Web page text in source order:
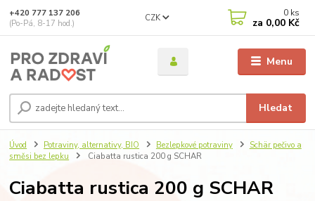
Menu
CZK
Hledat
+420 777 137 206
(Po-Pá, 8-17 hod.)
0 ks
za 0,00 Kč
Úvod Potraviny, alternativy, BIO Bezlepkové potraviny
Schär pečivo a
směsi bez lepku
Ciabatta rustica 200 g SCHAR
Ciabatta rustica 200 g SCHAR